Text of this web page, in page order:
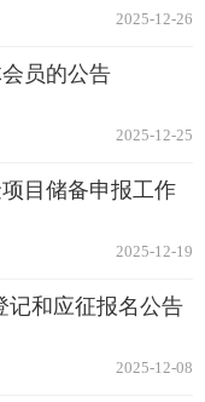
2025-12-26
员的公告
2025-12-25
目储备申报工作
2025-12-19
记和应征报名公告
2025-12-08